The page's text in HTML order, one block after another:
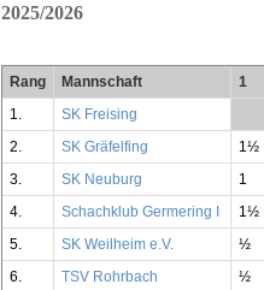
2025/2026
Rang Mannschaft
1
1.
SK Freising
2.
SK Gräfelfing
1½
3.
SK Neuburg
1
4.
Schachklub Germering I
1½
5.
SK Weilheim e.V.
½
6.
TSV Rohrbach
½